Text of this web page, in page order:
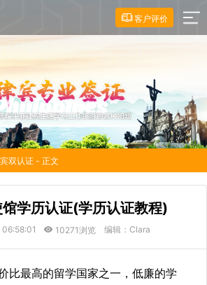
客户评价
双认证 - 正文
学历认证(学历认证教程)
10271浏览 编辑：Clara
比最高的留学国家之一，低廉的学